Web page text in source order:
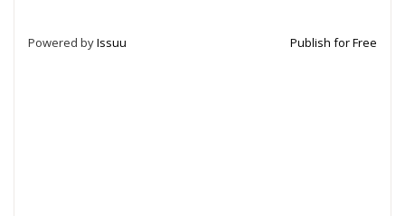
Powered byIssuu Publish for Free